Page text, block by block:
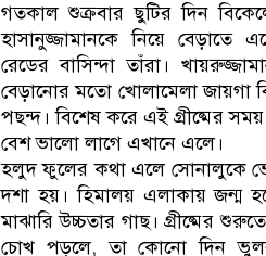
গতকাল শুক্রবার ছুটির দিন
হাসানুজ্জামানকে নিয়ে বেড়াতে
রেডের বাসিন্দা তাঁরা।
বেড়ানোর মতো খোলামেলা জায়গা
পছন্দ। বিশেষ করে এই গ্রীষ্মের
বেশ ভালো লাগে এখানে এলে।
হলুদ ফুলের কথা এলে সোনালুকে
দশা হয়। হিমালয় এলাকায় জন্ম
মাঝারি উচ্চতার গাছ। গ্রীষ্মের
চোখ পড়লে, তা কোনো দিন